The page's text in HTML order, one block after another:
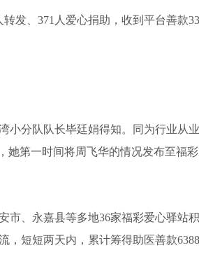
、371人爱心捐助，收到平台善款
分队队长毕廷娟得知。同为行业从
她第一时间将周飞华的情况发布至福
、永嘉县等多地36家福彩爱心驿站
短短两天内，累计筹得助医善款6388